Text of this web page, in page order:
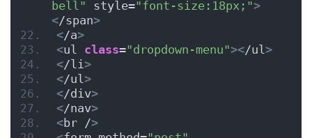
bell" style="font-size:18px;">
</span>
</a>
<ul class="dropdown-menu"></ul >
</li >
</ul >
</div>
</nav>
<br />